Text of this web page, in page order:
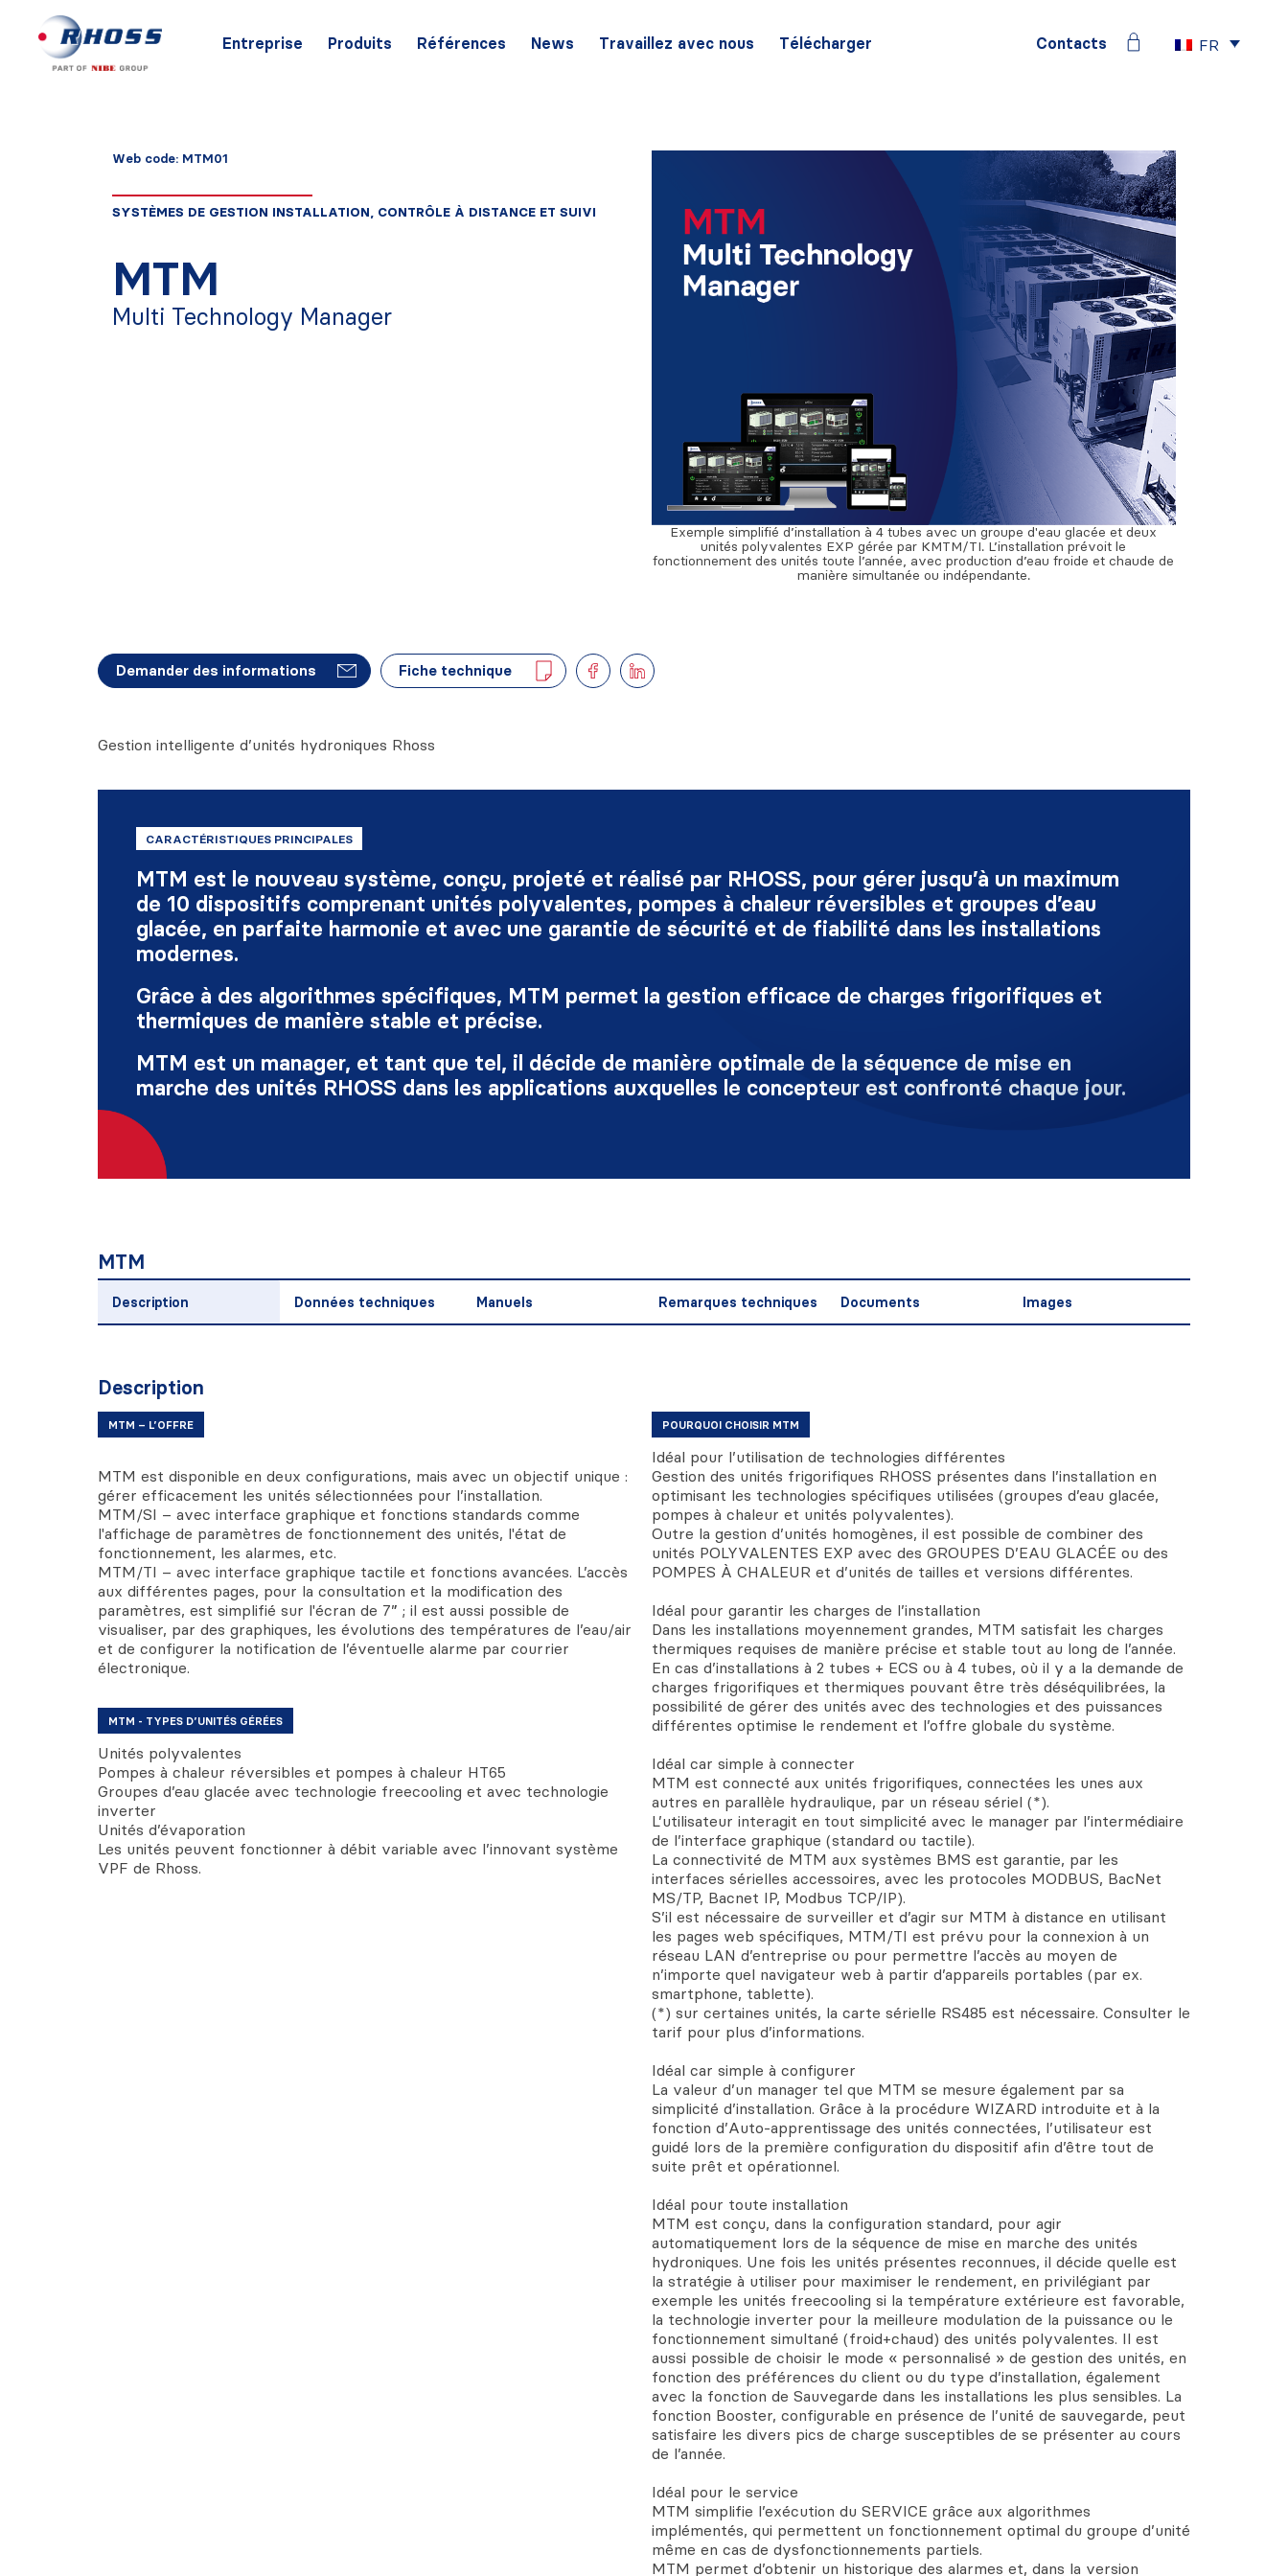
Entreprise Produits Références News Travaillez avec nous Télécharger Contacts FR
Web code: MTM01
SYSTÈMES DE GESTION INSTALLATION, CONTRÔLE À DISTANCE ET SUIVI
MTM
Multi Technology Manager
Exemple simplifié d’installation à 4 tubes avec un groupe d'eau glacée et deux
unités polyvalentes EXP gérée par KMTM/TI. L’installation prévoit le
fonctionnement des unités toute l’année, avec production d’eau froide et chaude de
manière simultanée ou indépendante.
Demander des informations Fiche technique
Gestion intelligente d’unités hydroniques Rhoss
CARACTÉRISTIQUES PRINCIPALES
MTM est le nouveau système, conçu, projeté et réalisé par RHOSS, pour gérer jusqu’à un maximum
de 10 dispositifs comprenant unités polyvalentes, pompes à chaleur réversibles et groupes d’eau
glacée, en parfaite harmonie et avec une garantie de sécurité et de fiabilité dans les installations
modernes.
Grâce à des algorithmes spécifiques, MTM permet la gestion efficace de charges frigorifiques et
thermiques de manière stable et précise.
MTM est un manager, et tant que tel, il décide de manière optimale de la séquence de mise en
marche des unités RHOSS dans les applications auxquelles le concepteur est confronté chaque jour.
MTM
Description Données techniques Manuels Remarques techniques Documents Images
Description
MTM – L’OFFRE
MTM est disponible en deux configurations, mais avec un objectif unique :
gérer efficacement les unités sélectionnées pour l’installation.
MTM/SI – avec interface graphique et fonctions standards comme
l'affichage de paramètres de fonctionnement des unités, l'état de
fonctionnement, les alarmes, etc.
MTM/TI – avec interface graphique tactile et fonctions avancées. L’accès
aux différentes pages, pour la consultation et la modification des
paramètres, est simplifié sur l'écran de 7” ; il est aussi possible de
visualiser, par des graphiques, les évolutions des températures de l’eau/air
et de configurer la notification de l’éventuelle alarme par courrier
électronique.
MTM - TYPES D’UNITÉS GÉRÉES
Unités polyvalentes
Pompes à chaleur réversibles et pompes à chaleur HT65
Groupes d’eau glacée avec technologie freecooling et avec technologie
inverter
Unités d’évaporation
Les unités peuvent fonctionner à débit variable avec l’innovant système
VPF de Rhoss.
POURQUOI CHOISIR MTM
Idéal pour l’utilisation de technologies différentes
Gestion des unités frigorifiques RHOSS présentes dans l’installation en
optimisant les technologies spécifiques utilisées (groupes d’eau glacée,
pompes à chaleur et unités polyvalentes).
Outre la gestion d’unités homogènes, il est possible de combiner des
unités POLYVALENTES EXP avec des GROUPES D’EAU GLACÉE ou des
POMPES À CHALEUR et d’unités de tailles et versions différentes.
Idéal pour garantir les charges de l’installation
Dans les installations moyennement grandes, MTM satisfait les charges
thermiques requises de manière précise et stable tout au long de l’année.
En cas d’installations à 2 tubes + ECS ou à 4 tubes, où il y a la demande de
charges frigorifiques et thermiques pouvant être très déséquilibrées, la
possibilité de gérer des unités avec des technologies et des puissances
différentes optimise le rendement et l’offre globale du système.
Idéal car simple à connecter
MTM est connecté aux unités frigorifiques, connectées les unes aux
autres en parallèle hydraulique, par un réseau sériel (*).
L’utilisateur interagit en tout simplicité avec le manager par l’intermédiaire
de l’interface graphique (standard ou tactile).
La connectivité de MTM aux systèmes BMS est garantie, par les
interfaces sérielles accessoires, avec les protocoles MODBUS, BacNet
MS/TP, Bacnet IP, Modbus TCP/IP).
S’il est nécessaire de surveiller et d’agir sur MTM à distance en utilisant
les pages web spécifiques, MTM/TI est prévu pour la connexion à un
réseau LAN d’entreprise ou pour permettre l’accès au moyen de
n’importe quel navigateur web à partir d’appareils portables (par ex.
smartphone, tablette).
(*) sur certaines unités, la carte sérielle RS485 est nécessaire. Consulter le
tarif pour plus d’informations.
Idéal car simple à configurer
La valeur d’un manager tel que MTM se mesure également par sa
simplicité d’installation. Grâce à la procédure WIZARD introduite et à la
fonction d’Auto-apprentissage des unités connectées, l’utilisateur est
guidé lors de la première configuration du dispositif afin d’être tout de
suite prêt et opérationnel.
Idéal pour toute installation
MTM est conçu, dans la configuration standard, pour agir
automatiquement lors de la séquence de mise en marche des unités
hydroniques. Une fois les unités présentes reconnues, il décide quelle est
la stratégie à utiliser pour maximiser le rendement, en privilégiant par
exemple les unités freecooling si la température extérieure est favorable,
la technologie inverter pour la meilleure modulation de la puissance ou le
fonctionnement simultané (froid+chaud) des unités polyvalentes. Il est
aussi possible de choisir le mode « personnalisé » de gestion des unités, en
fonction des préférences du client ou du type d’installation, également
avec la fonction de Sauvegarde dans les installations les plus sensibles. La
fonction Booster, configurable en présence de l’unité de sauvegarde, peut
satisfaire les divers pics de charge susceptibles de se présenter au cours
de l’année.
Idéal pour le service
MTM simplifie l’exécution du SERVICE grâce aux algorithmes
implémentés, qui permettent un fonctionnement optimal du groupe d’unité
même en cas de dysfonctionnements partiels.
MTM permet d’obtenir un historique des alarmes et, dans la version